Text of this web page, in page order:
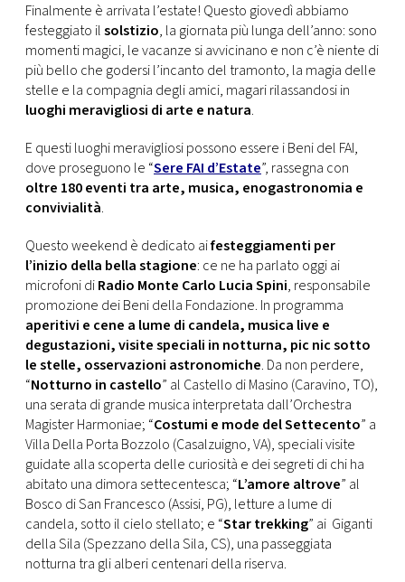
PRINCIPATO
DI
MONACO
RMC
Finalmente è arrivata l’estate! Questo giovedì abbiamo
festeggiato ilsolstizio, la giornata più lunga dell’anno: sono
momenti magici, le vacanze si avvicinano e non c’è niente di
più bello che godersi l’incanto del tramonto, la magia delle
stelle e la compagnia degli amici, magari rilassandosi in
luoghi meravigliosi di arte e natura.
E questi luoghi meravigliosi possono essere i Beni del FAI,
dove proseguono le “Sere FAI d’Estate”, rassegna con
oltre 180 eventi tra arte, musica, enogastronomia e
convivialità.
Questo weekend è dedicato aifesteggiamenti per
l’inizio della bella stagione: ce ne ha parlato oggi ai
microfoni diRadio Monte Carlo Lucia Spini, responsabile
promozione dei Beni della Fondazione. In programma
aperitivi e cene a lume di candela, musica live e
degustazioni, visite speciali in notturna, pic nic sotto
le stelle, osservazioni astronomiche. Da non perdere,
“Notturno in castello” al Castello di Masino (Caravino, TO),
una serata di grande musica interpretata dall’Orchestra
Magister Harmoniae; “Costumi e mode del Settecento” a
Villa Della Porta Bozzolo (Casalzuigno, VA), speciali visite
guidate alla scoperta delle curiosità e dei segreti di chi ha
abitato una dimora settecentesca; “L’amore altrove” al
Bosco di San Francesco (Assisi, PG), letture a lume di
candela, sotto il cielo stellato; e “Star trekking” ai Giganti
della Sila (Spezzano della Sila, CS), una passeggiata
notturna tra gli alberi centenari della riserva.